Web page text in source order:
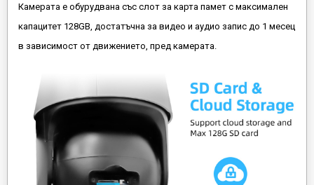
Камерата е обурудвана със слот за карта памет с максимален
капацитет 128GB, достатъчна за видео и аудио запис до 1 месец
в зависимост от движението, пред камерата.